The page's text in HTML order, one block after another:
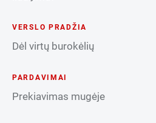
VERSLO PRADŽIA
Dėl virtų burokėlių
PARDAVIMAI
Prekiavimas mugėje